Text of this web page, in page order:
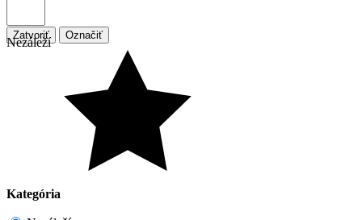
Zatvoriť Označiť
Nezáleží
Kategória